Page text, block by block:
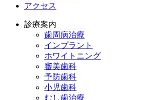
アクセス
診療案内
歯周病治療
インプラント
ホワイトニング
審美歯科
予防歯科
小児歯科
むし歯治療